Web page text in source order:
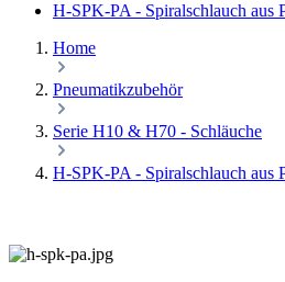
H-SPK-PA - Spiralschlauch aus
Home
Pneumatikzubehör
Serie H10 & H70 - Schläuche
H-SPK-PA - Spiralschlauch aus